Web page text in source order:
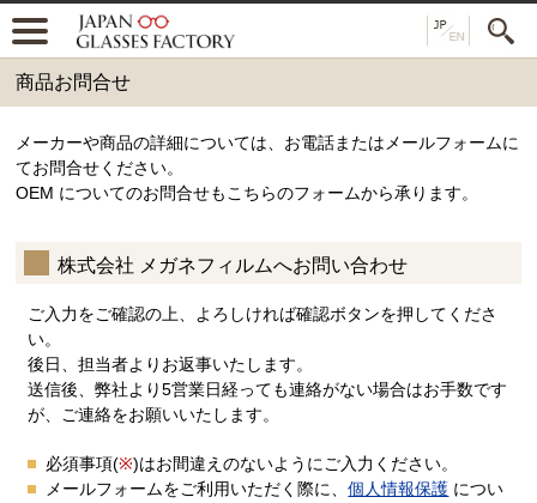
商品お問合せ
メーカーや商品の詳細については、お電話またはメールフォームに
てお問合せください。
OEM についてのお問合せもこちらのフォームから承ります。
株式会社 メガネフィルムへお問い合わせ
ご入力をご確認の上、よろしければ確認ボタンを押してくださ
い。
後日、担当者よりお返事いたします。
送信後、弊社より5営業日経っても連絡がない場合はお手数です
が、ご連絡をお願いいたします。
必須事項(※)はお間違えのないようにご入力ください。
メールフォームをご利用いただく際に、個人情報保護 につい